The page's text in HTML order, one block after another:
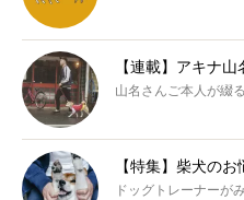
【連載】アキナ
山名さんご本人が綴
【特集】柴犬の
ドッグトレーナーが